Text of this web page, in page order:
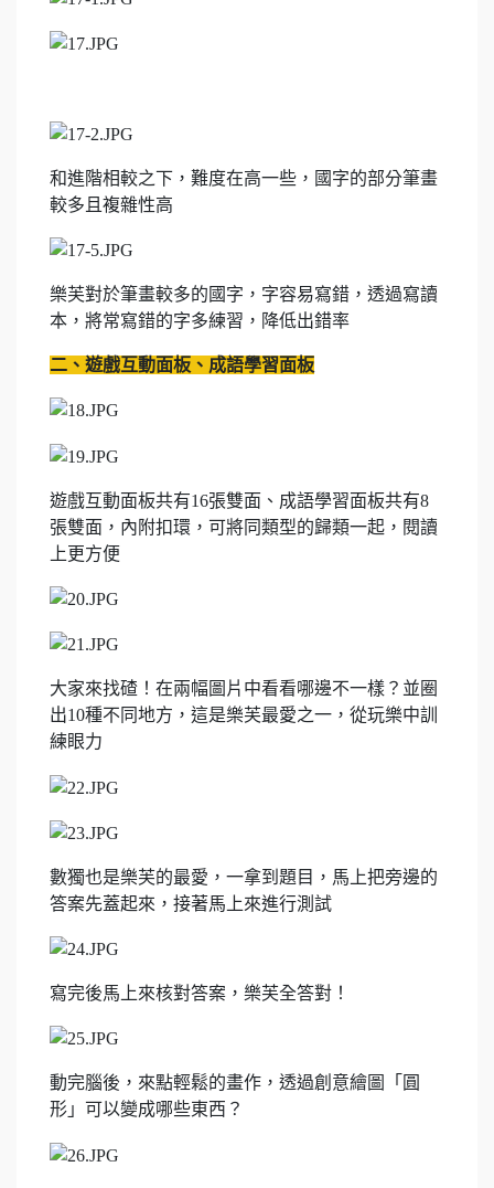
和進階相較之下，難度在高一些，國字的部分筆畫
較多且複雜性高
樂芙對於筆畫較多的國字，字容易寫錯，透過寫讀
本，將常寫錯的字多練習，降低出錯率
二、遊戲互動面板、成語學習面板
遊戲互動面板共有16張雙面、成語學習面板共有8
張雙面，內附扣環，可將同類型的歸類一起，閱讀
上更方便
大家來找碴！在兩幅圖片中看看哪邊不一樣？並圈
出10種不同地方，這是樂芙最愛之一，從玩樂中訓
練眼力
數獨也是樂芙的最愛，一拿到題目，馬上把旁邊的
答案先蓋起來，接著馬上來進行測試
寫完後馬上來核對答案，樂芙全答對！
動完腦後，來點輕鬆的畫作，透過創意繪圖「圓
形」可以變成哪些東西？